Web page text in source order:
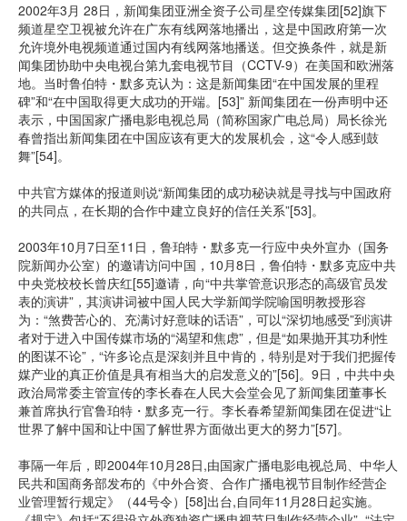
2002年3月 28日，新闻集团亚洲全资子公司星空传媒集团[52]旗下
频道星空卫视被允许在广东有线网落地播出，这是中国政府第一次
允许境外电视频道通过国内有线网落地播送。但交换条件，就是新
闻集团协助中央电视台第九套电视节目（CCTV-9）在美国和欧洲落
地。当时鲁伯特・默多克认为：这是新闻集团“在中国发展的里程
碑”和“在中国取得更大成功的开端。[53]” 新闻集团在一份声明中还
表示，中国国家广播电影电视总局（简称国家广电总局）局长徐光
春曾指出新闻集团在中国应该有更大的发展机会，这“令人感到鼓
舞”[54]。
中共官方媒体的报道则说“新闻集团的成功秘诀就是寻找与中国政府
的共同点，在长期的合作中建立良好的信任关系”[53]。
2003年10月7日至11日，鲁珀特・默多克一行应中央外宣办（国务
院新闻办公室）的邀请访问中国，10月8日，鲁伯特・默多克应中共
中央党校校长曾庆红[55]邀请，向“中共掌管意识形态的高级官员发
表的演讲”，其演讲词被中国人民大学新闻学院喻国明教授形容
为：“煞费苦心的、充满讨好意味的话语”，可以“深切地感受”到演讲
者对于进入中国传媒市场的“渴望和焦虑”，但是“如果抛开其功利性
的图谋不论”，“许多论点是深刻并且中肯的，特别是对于我们把握传
媒产业的真正价值是具有相当大的启发意义的”[56]。9日，中共中央
政治局常委主管宣传的李长春在人民大会堂会见了新闻集团董事长
兼首席执行官鲁珀特・默多克一行。李长春希望新闻集团在促进“让
世界了解中国和让中国了解世界方面做出更大的努力”[57]。
事隔一年后，即2004年10月28日,由国家广播电影电视总局、中华人
民共和国商务部发布的《中外合资、合作广播电视节目制作经营企
业管理暂行规定》（44号令）[58]出台,自同年11月28日起实施。